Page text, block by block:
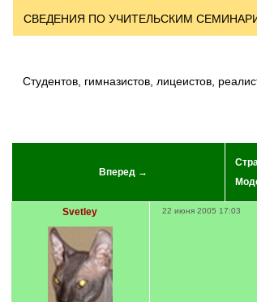
СВЕДЕНИЯ ПО УЧИТЕЛЬСКИМ
студентов, гимназистов, лицеистов, реалистов, городских школ и пр., поможем по мере наших знаний и догадок ОПРЕДЕЛИТЬ ГОД И ТИП УЧЕБНОГО ЗАВЕДЕНИЯ, где учились ваши родные ПО
Вперед →
Svetley 22 июня 2005 17:03